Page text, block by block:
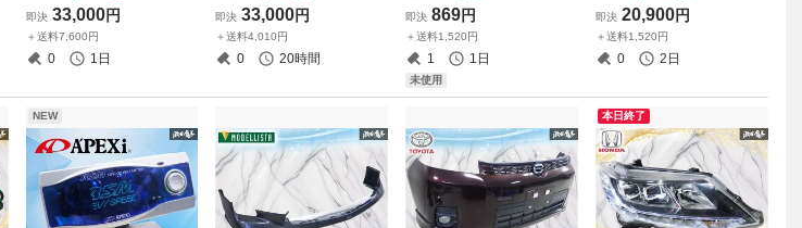
ケ 底止め 両側ダイヤル ドリ
フト レース スポーツ走行
即決 33,000円
＋送料7,600円
0 1日
スタム/ドレスアップ カスタ
ムパーツ ストア出品
即決 33,000円
＋送料4,010円
0 20時間
サイドカバー メッキ 左右セ
ット JM-972 激安魔王
即決 869円
＋送料1,520円
1 1日
未使用
イル イグニッションコイル S
D284021R ZC6 BRZ
即決 20,900円
＋送料1,520円
0 2日
NEW 本日終了